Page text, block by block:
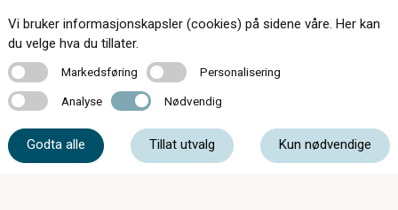
Kontakt oss
Vi bruker informasjonskapsler (cookies) på sidene våre. Her kan
du velge hva du tillater.
MarkedsføringMarkedsføring PersonaliseringPersonalisering
Analyse Analyse Nødvendig Nødvendig
Godta alle Tillat utvalg Kun nødvendige